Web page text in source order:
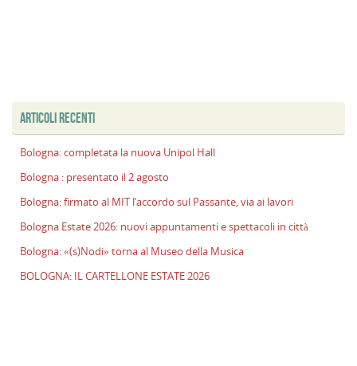
ARTICOLI RECENTI
Bologna: completata la nuova Unipol Hall
Bologna : presentato il 2 agosto
Bologna: firmato al MIT l’accordo sul Passante, via ai lavori
Bologna Estate 2026: nuovi appuntamenti e spettacoli in città
Bologna: «(s)Nodi» torna al Museo della Musica
BOLOGNA: IL CARTELLONE ESTATE 2026